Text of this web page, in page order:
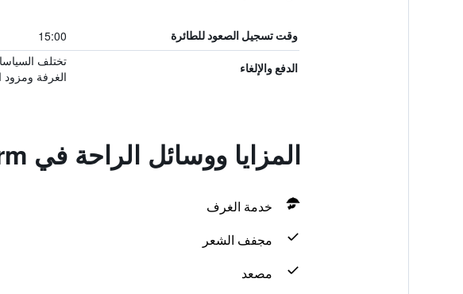
وقت تسجيل الصعود للطائرة 15:00
الدفع والإلغاء
تختلف
الغرفة ومزود
المزايا ووسائل الراحة في Nanyuan Garden Resort Farm
خدمة الغرف
مجفف الشعر
مصعد